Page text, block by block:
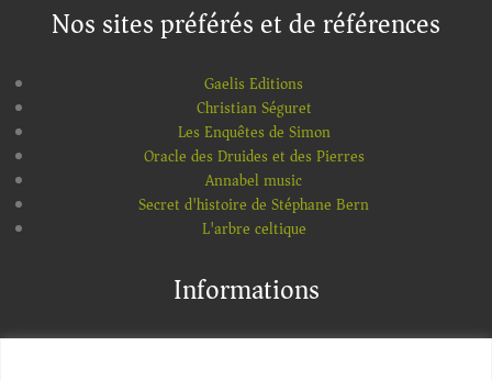
Nos sites préférés et de références
Gaelis Editions
Christian Séguret
Les Enquêtes de Simon
Oracle des Druides et des Pierres
Annabel music
Secret d'histoire de Stéphane Bern
L'arbre celtique
Informations